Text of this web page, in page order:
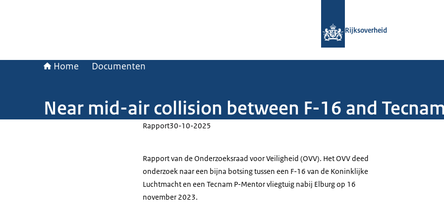
Rijksoverheid
Home Documenten
Near mid-air collision between F-16 and Tecnam
Rapport30-10-2025
Rapport van de Onderzoeksraad voor Veiligheid (OVV). Het OVV deed
onderzoek naar een bijna botsing tussen een F-16 van de Koninklijke
Luchtmacht en een Tecnam P-Mentor vliegtuig nabij Elburg op 16
november 2023.